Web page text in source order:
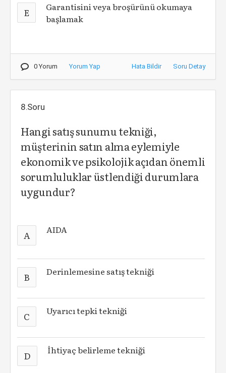
E
Garantisini veya broşürünü okumaya
başlamak
0 Yorum Yorum Yap Hata Bildir Soru Detay
8.Soru
Hangi satış sunumu tekniği,
müşterinin satın alma eylemiyle
ekonomik ve psikolojik açıdan önemli
sorumluluklar üstlendiği durumlara
uygundur?
A AIDA
B Derinlemesine satış tekniği
C Uyarıcı tepki tekniği
D İhtiyaç belirleme tekniği